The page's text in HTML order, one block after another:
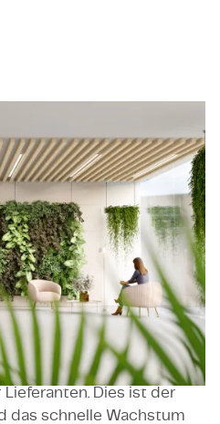
ein Managed Service
rund um die
externer Mitarbeiter
Das Unternehmen wurde
verfügt über mehrere
und arbeitet für
die zu DAX40 und
ausgezeichnetes
Bedürfnisse seiner
Dies ist der
das schnelle Wachstum